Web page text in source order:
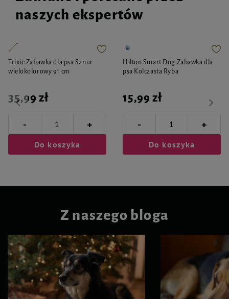
naszych ekspertów
Trixie Zabawka dla psa Sznur
wielokolorowy 91 cm
35,99 zł
- +
Do koszyka
Hilton Smart Dog Zabawka dla
psa Kolczasta Ryba
15,99 zł
- +
Do koszyka
Z naszego bloga